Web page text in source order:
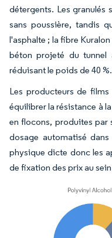
détergents. Les granulés
sans poussière, tandis
l'asphalte ; la fibre
béton projeté du tunnel
réduisant le poids de 40 %.
Les producteurs de
équilibrer la résistance à
en flocons, produites par
dosage automatisé
physique dicte donc les
de fixation des prix au